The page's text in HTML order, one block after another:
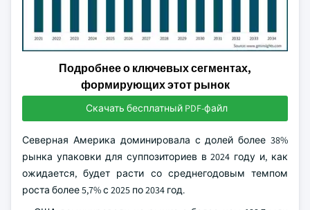
Подробнее о ключевых сегментах,
формирующих этот рынок
Скачать бесплатный PDF-файл
Северная Америка доминировала с долей более 38%
рынка упаковки для суппозиториев в 2024 году и, как
ожидается, будет расти со среднегодовым темпом
роста более 5,7% с 2025 по 2034 год.